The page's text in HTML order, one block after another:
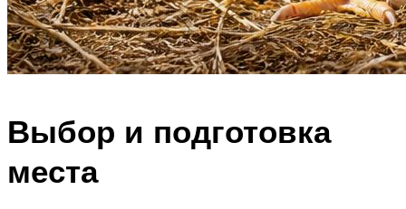
Выбор и подготовка
места